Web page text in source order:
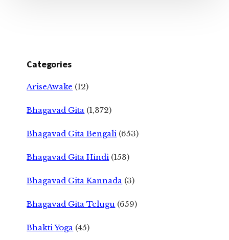
Categories
AriseAwake (12)
Bhagavad Gita (1,372)
Bhagavad Gita Bengali (653)
Bhagavad Gita Hindi (153)
Bhagavad Gita Kannada (3)
Bhagavad Gita Telugu (659)
Bhakti Yoga (45)